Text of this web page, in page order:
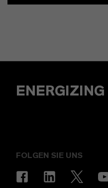
ENERGIZING
FOLGEN SIE UNS